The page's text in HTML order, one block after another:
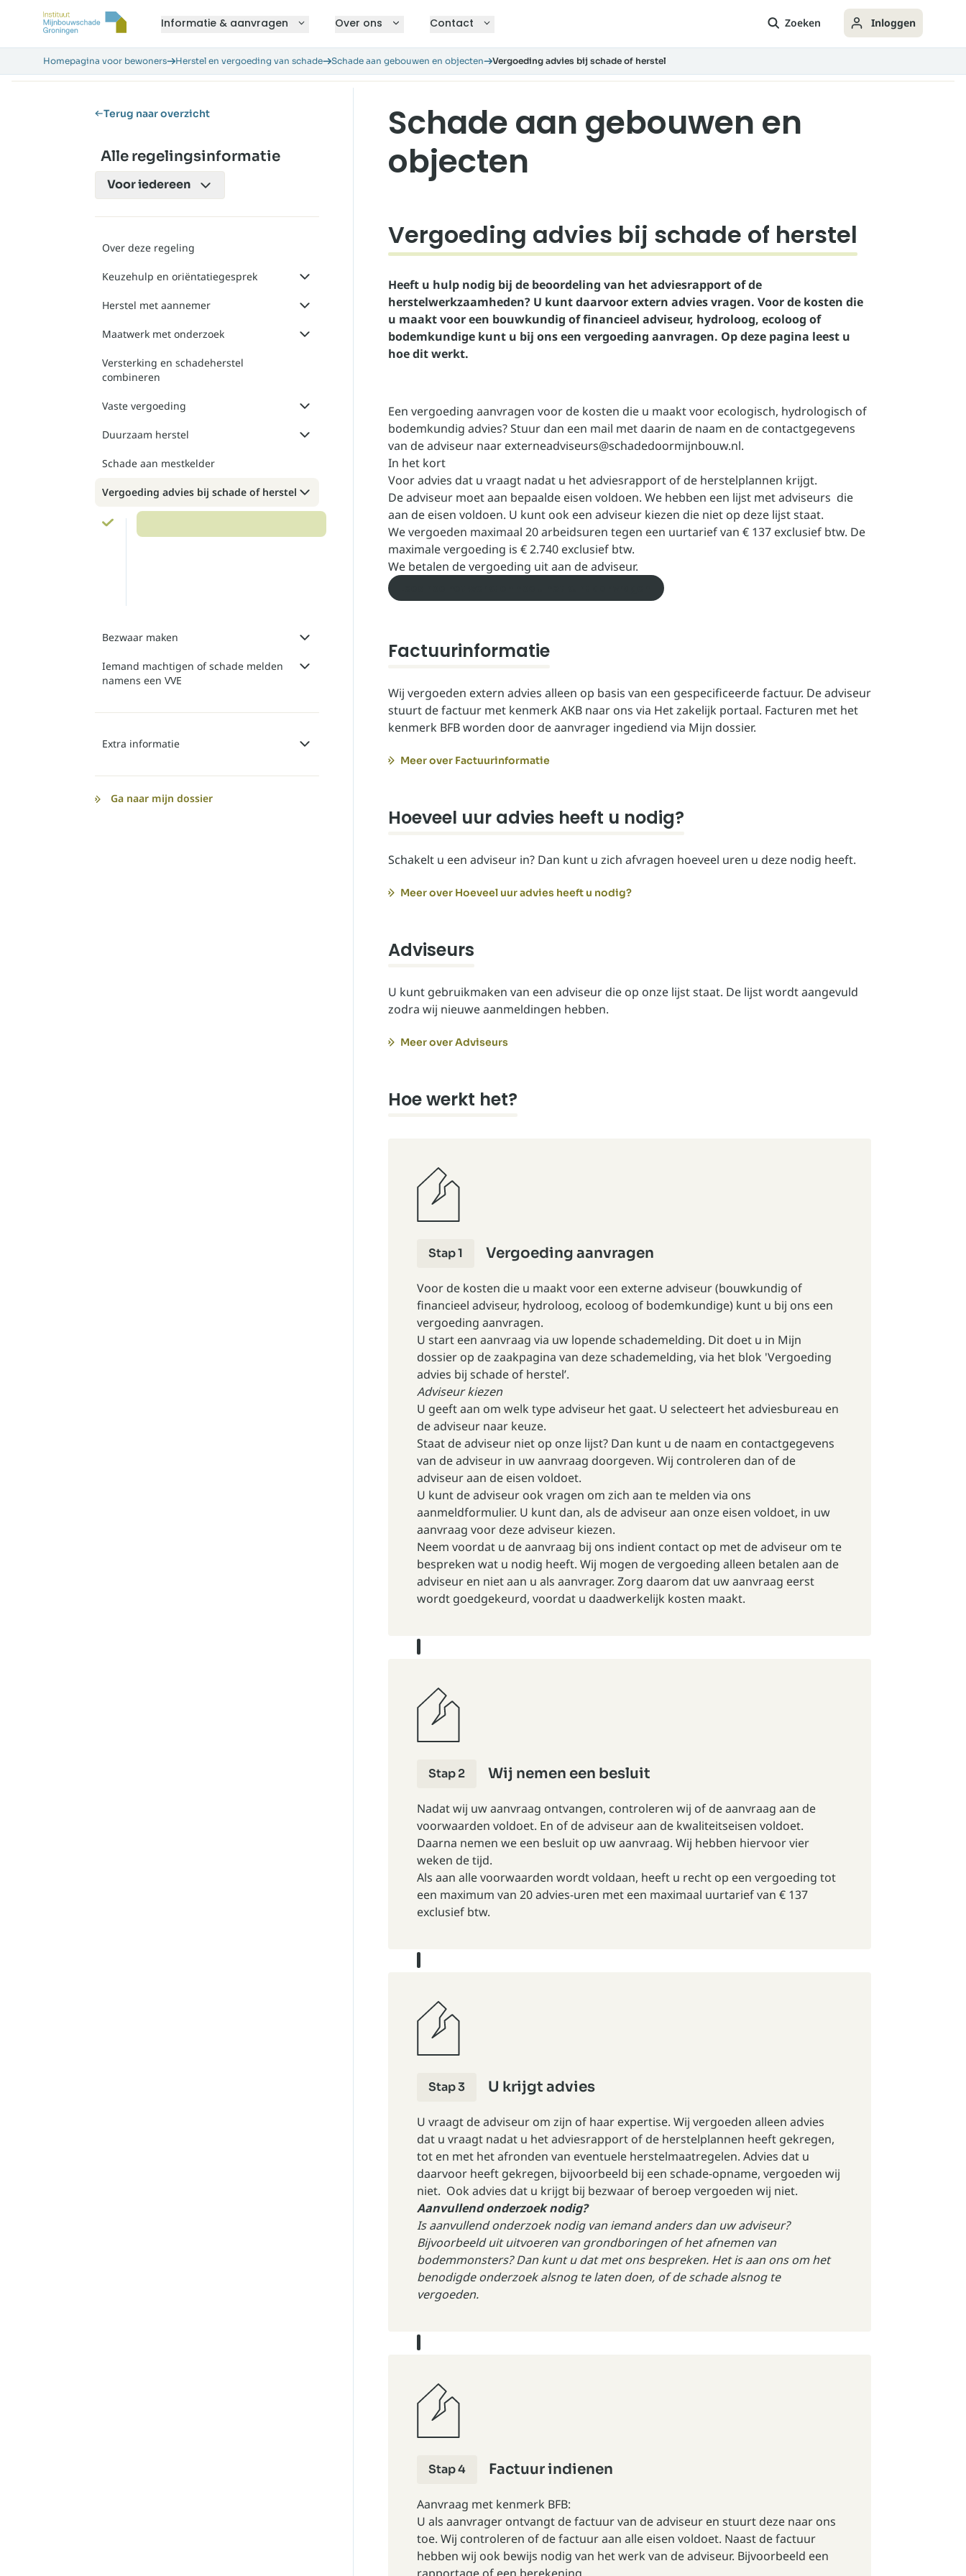
Informatie & aanvragen Over ons Contact Zoeken Inloggen
Homepagina voor bewoners Herstel en vergoeding van schade Schade aan gebouwen en objecten Vergoeding advies bij schade of herstel
Terug naar overzicht
Alle regelingsinformatie
Vooriedereen
Over deze regeling
Keuzehulp en oriëntatiegesprek
Herstel met aannemer
Maatwerk met onderzoek
Versterking en schadeherstel
combineren
Vaste vergoeding
Duurzaam herstel
Schade aan mestkelder
Vergoeding advies bij schade of herstel
Bezwaar maken
Iemand machtigen of schade melden
namens een VVE
Extra informatie
Ga naar mijn dossier
Schade aan gebouwen en
objecten
Vergoeding advies bij schade of herstel
Heeft u hulp nodig bij de beoordeling van het adviesrapport of de
herstelwerkzaamheden? U kunt daarvoor extern advies vragen. Voor de kosten die
u maakt voor een bouwkundig of financieel adviseur, hydroloog, ecoloog of
bodemkundige kunt u bij ons een vergoeding aanvragen. Op deze pagina leest u
hoe dit werkt.
Een vergoeding aanvragen voor de kosten die u maakt voor ecologisch, hydrologisch of
bodemkundig advies? Stuur dan een mail met daarin de naam en de contactgegevens
van de adviseur naar externeadviseurs@schadedoormijnbouw.nl.
In het kort
Voor advies dat u vraagt nadat u het adviesrapport of de herstelplannen krijgt.
De adviseur moet aan bepaalde eisen voldoen. We hebben een lijst met adviseurs die
aan de eisen voldoen. U kunt ook een adviseur kiezen die niet op deze lijst staat.
We vergoeden maximaal 20 arbeidsuren tegen een uurtarief van € 137 exclusief btw. De
maximale vergoeding is € 2.740 exclusief btw.
We betalen de vergoeding uit aan de adviseur.
Factuurinformatie
Wij vergoeden extern advies alleen op basis van een gespecificeerde factuur. De adviseur
stuurt de factuur met kenmerk AKB naar ons via Het zakelijk portaal. Facturen met het
kenmerk BFB worden door de aanvrager ingediend via Mijn dossier.
Meer over Factuurinformatie
Hoeveel uur advies heeft u nodig?
Schakelt u een adviseur in? Dan kunt u zich afvragen hoeveel uren u deze nodig heeft.
Meer over Hoeveel uur advies heeft u nodig?
Adviseurs
U kunt gebruikmaken van een adviseur die op onze lijst staat. De lijst wordt aangevuld
zodra wij nieuwe aanmeldingen hebben.
Meer over Adviseurs
Hoe werkt het?
Stap 1 Vergoeding aanvragen
Voor de kosten die u maakt voor een externe adviseur (bouwkundig of
financieel adviseur, hydroloog, ecoloog of bodemkundige) kunt u bij ons een
vergoeding aanvragen.
U start een aanvraag via uw lopende schademelding. Dit doet u in Mijn
dossier op de zaakpagina van deze schademelding, via het blok 'Vergoeding
advies bij schade of herstel’.
Adviseur kiezen
U geeft aan om welk type adviseur het gaat. U selecteert het adviesbureau en
de adviseur naar keuze.
Staat de adviseur niet op onze lijst? Dan kunt u de naam en contactgegevens
van de adviseur in uw aanvraag doorgeven. Wij controleren dan of de
adviseur aan de eisen voldoet.
U kunt de adviseur ook vragen om zich aan te melden via ons
aanmeldformulier. U kunt dan, als de adviseur aan onze eisen voldoet, in uw
aanvraag voor deze adviseur kiezen.
Neem voordat u de aanvraag bij ons indient contact op met de adviseur om te
bespreken wat u nodig heeft. Wij mogen de vergoeding alleen betalen aan de
adviseur en niet aan u als aanvrager. Zorg daarom dat uw aanvraag eerst
wordt goedgekeurd, voordat u daadwerkelijk kosten maakt.
Stap 2 Wij nemen een besluit
Nadat wij uw aanvraag ontvangen, controleren wij of de aanvraag aan de
voorwaarden voldoet. En of de adviseur aan de kwaliteitseisen voldoet.
Daarna nemen we een besluit op uw aanvraag. Wij hebben hiervoor vier
weken de tijd.
Als aan alle voorwaarden wordt voldaan, heeft u recht op een vergoeding tot
een maximum van 20 advies-uren met een maximaal uurtarief van € 137
exclusief btw.
Stap 3 U krijgt advies
U vraagt de adviseur om zijn of haar expertise. Wij vergoeden alleen advies
dat u vraagt nadat u het adviesrapport of de herstelplannen heeft gekregen,
tot en met het afronden van eventuele herstelmaatregelen. Advies dat u
daarvoor heeft gekregen, bijvoorbeeld bij een schade-opname, vergoeden wij
niet. Ook advies dat u krijgt bij bezwaar of beroep vergoeden wij niet.
Aanvullend onderzoek nodig?
Is aanvullend onderzoek nodig van iemand anders dan uw adviseur?
Bijvoorbeeld uit uitvoeren van grondboringen of het afnemen van
bodemmonsters? Dan kunt u dat met ons bespreken. Het is aan ons om het
benodigde onderzoek alsnog te laten doen, of de schade alsnog te
vergoeden.
Stap 4 Factuur indienen
Aanvraag met kenmerk BFB:
U als aanvrager ontvangt defactuur van de adviseur en stuurt deze naar ons
toe. Wij controleren of de factuur aan alle eisen voldoet. Naast de factuur
hebben wij ook bewijs nodig van het werk van de adviseur. Bijvoorbeeld een